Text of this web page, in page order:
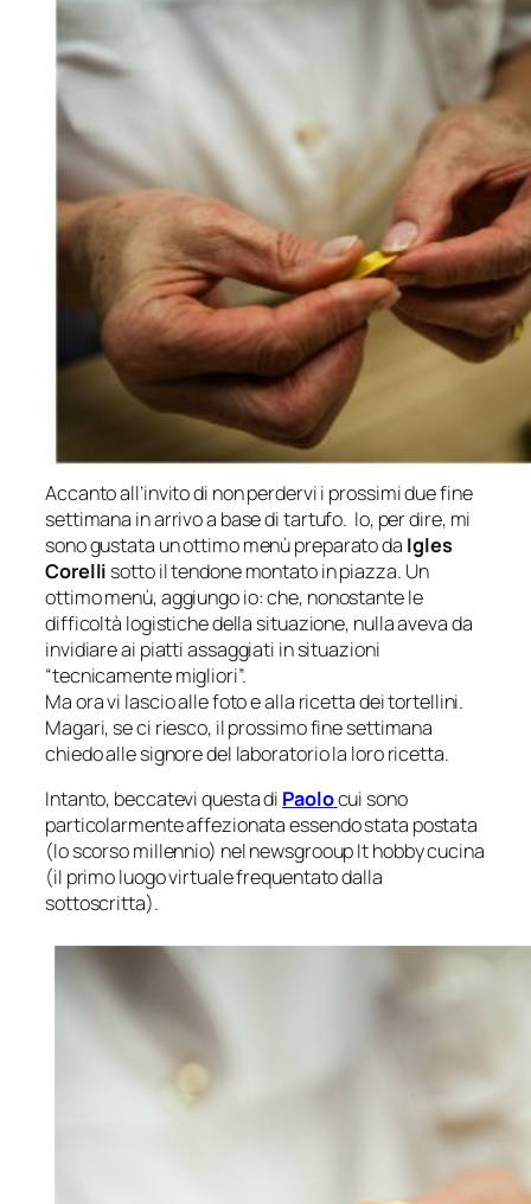
Accanto all’invito di non perdervi i prossimi due fine
settimana in arrivo a base di tartufo. Io, per dire, mi
sono gustata un ottimo menù preparato da Igles
Corelli sotto il tendone montato in piazza. Un
ottimo menù, aggiungo io: che, nonostante le
difficoltà logistiche della situazione, nulla aveva da
invidiare ai piatti assaggiati in situazioni
“tecnicamente migliori”.
Ma ora vi lascio alle foto e alla ricetta dei tortellini.
Magari, se ci riesco, il prossimo fine settimana
chiedo alle signore del laboratorio la loro ricetta.
Intanto, beccatevi questa di Paolocui sono
particolarmente affezionata essendo stata postata
(lo scorso millennio) nel newsgrooup It hobby cucina
(il primo luogo virtuale frequentato dalla
sottoscritta).